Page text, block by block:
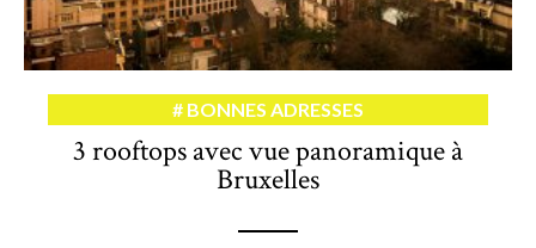
BONNES ADRESSES
3 rooftops avec vue panoramique à
Bruxelles